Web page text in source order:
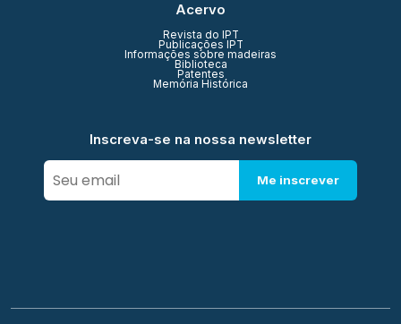
Acervo
Revista do IPT
Publicações IPT
Informações sobre madeiras
Biblioteca
Patentes
Memória Histórica
Inscreva-se na nossa newsletter
Me inscrever